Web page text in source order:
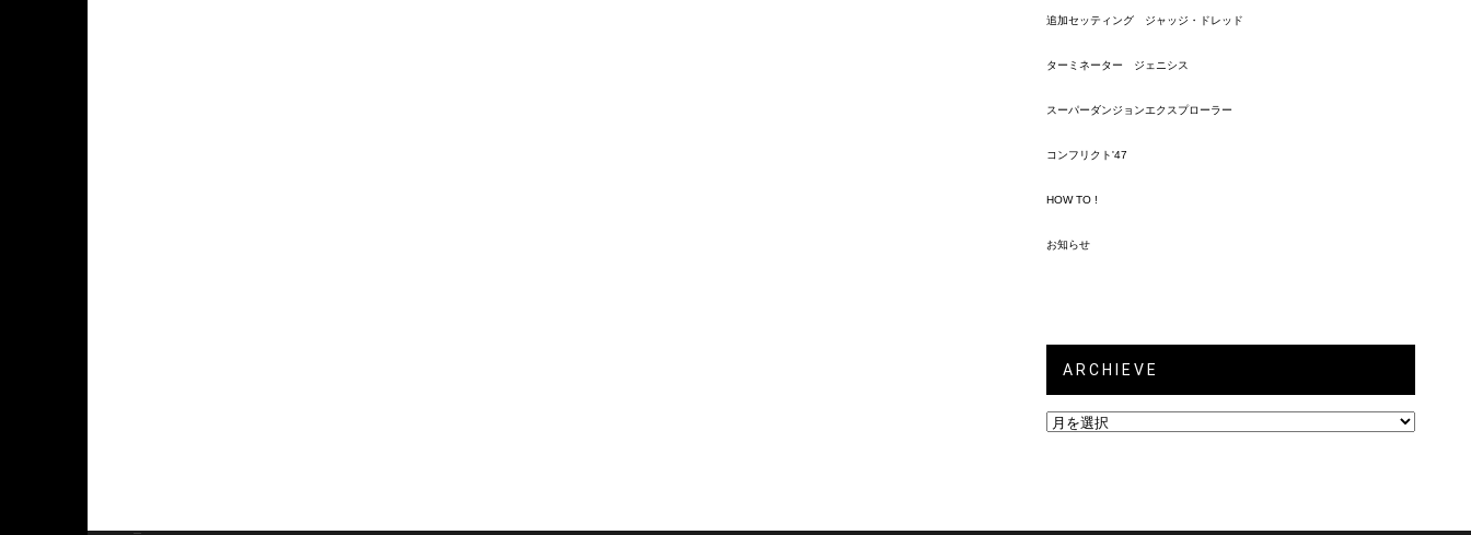
追加セッティング ジャッジ・ドレッド
ターミネーター ジェニシス
スーパーダンジョンエクスプローラー
コンフリクト'47
HOW TO !
お知らせ
ARCHIEVE
ARCHIEVE